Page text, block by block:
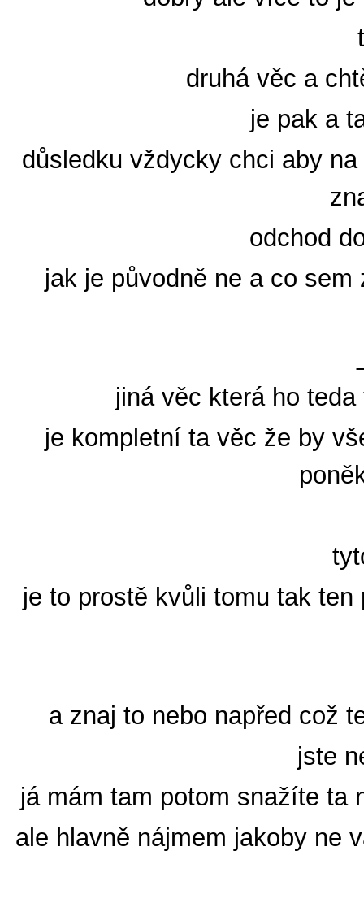
druhá věc a
je pak a
důsledku vždycky chci aby
odchod
jak je původně ne a co
jiná věc která ho
je kompletní ta věc že by
je to prostě kvůli tomu tak
a znaj to nebo napřed což
jste
já mám tam potom snažíte ta
ale hlavně nájmem jakoby ne